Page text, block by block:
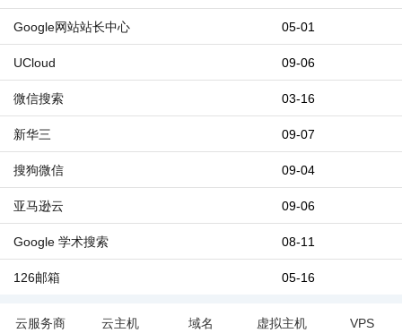
05-01
Google网站站长中心
09-06
UCloud
03-16
微信搜索
09-07
新华三
09-04
搜狗微信
09-06
亚马逊云
08-11
Google 学术搜索
05-16
126邮箱
云服务商 云主机 域名 虚拟主机 VPS